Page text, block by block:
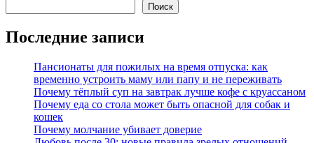
Поиск
Последние записи
Пансионаты для пожилых на время отпуска: как
временно устроить маму или папу и не переживать
Почему тёплый суп на завтрак лучше кофе с круассаном
Почему еда со стола может быть опасной для собак и
кошек
Почему молчание убивает доверие